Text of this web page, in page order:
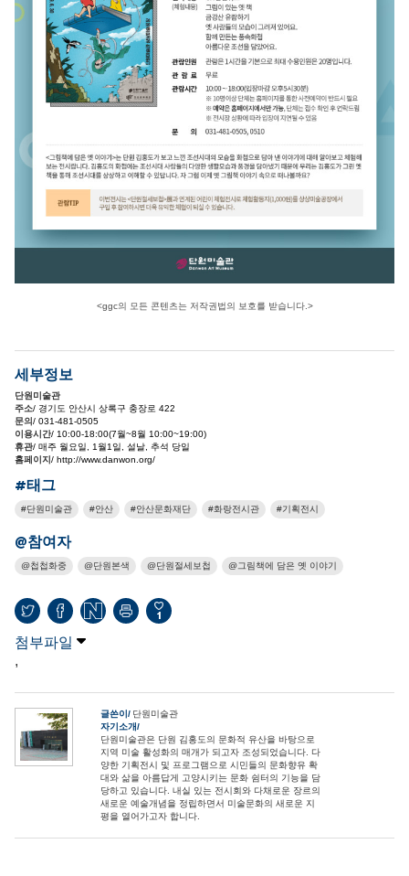
<ggc의 모든 콘텐츠는 저작권법의 보호를 받습니다.>
세부정보
단원미술관
주소/ 경기도 안산시 상록구 충장로 422
문의/ 031-481-0505
이용시간/ 10:00-18:00(7월~8월 10:00~19:00)
휴관/ 매주 월요일, 1월1일, 설날, 추석 당일
홈페이지 / http://www.danwon.org/
#태그
단원미술관 안산 안산문화재단 화랑전시관 기획전시
@참여자
첩첩화중 단원본색 단원절세보첩 그림책에 담은 옛 이야기
1
첨부파일
,
글쓴이
단원미술관
자기소개
단원미술관은 단원 김홍도의 문화적 유산을 바탕으로
지역 미술 활성화의 매개가 되고자 조성되었습니다. 다
양한 기획전시 및 프로그램으로 시민들의 문화향유 확
대와 삶을 아름답게 고양시키는 문화 쉼터의 기능을 담
당하고 있습니다. 내실 있는 전시회와 다채로운 장르의
새로운 예술개념을 정립하면서 미술문화의 새로운 지
평을 열어가고자 합니다.